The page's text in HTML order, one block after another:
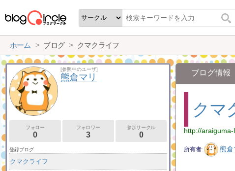
ホーム ブログ クマクライフ
ブログ情報
クマ
http://araiguma-
所有者 熊倉
[参照中のユーザ]
熊倉マリ
フォロー
0
フォロワー
3
参加サークル
0
登録ブログ
クマクライフ